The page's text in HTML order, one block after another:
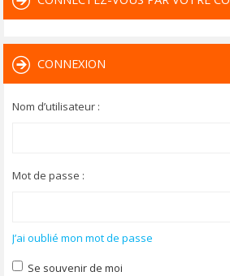
CONNEXION
Nom d’utilisateur :
Mot de passe :
J’ai oublié mon mot de passe
Se souvenir de moi